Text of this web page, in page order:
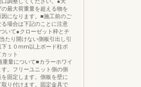
最大荷重量を超える物を
になります。■施工前のご
場合は下記のことに注意
いて●クローゼット枠とチ
たり開けない側板引出し引
１０mm以上ボード柱ボ
ット
重量について■カラーホワイ
。フリーユニット側の側
固定します。側板を壁に
り付けます。固定金具で